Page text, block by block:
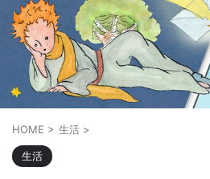
HOME > 生活 >
生活